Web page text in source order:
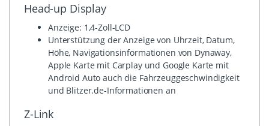
Head-up Display
Anzeige: 1,4-Zoll-LCD
Unterstützung der Anzeige von Uhrzeit, Datum,
Höhe, Navigationsinformationen von Dynaway,
Apple Karte mit Carplay und Google Karte mit
Android Auto auch die Fahrzeuggeschwindigkeit
und Blitzer.de-Informationen an
Z-Link